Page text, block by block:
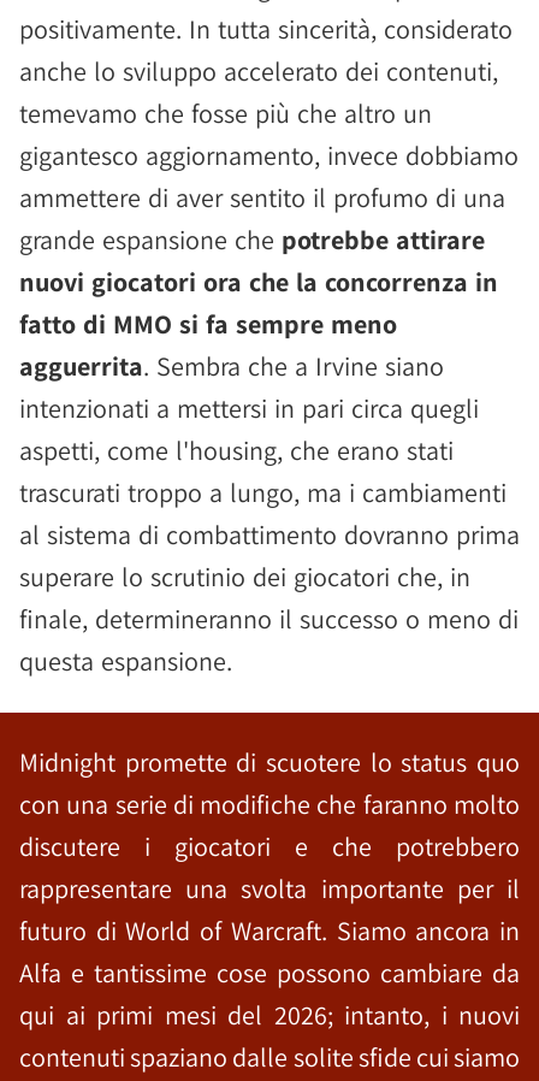
positivamente. In tutta sincerità, considerato
anche lo sviluppo accelerato dei contenuti,
temevamo che fosse più che altro un
gigantesco aggiornamento, invece dobbiamo
ammettere di aver sentito il profumo di una
grande espansione che potrebbe attirare
nuovi giocatori ora che la concorrenza in
fatto di MMO si fa sempre meno
agguerrita. Sembra che a Irvine siano
intenzionati a mettersi in pari circa quegli
aspetti, come l'housing, che erano stati
trascurati troppo a lungo, ma i cambiamenti
al sistema di combattimento dovranno prima
superare lo scrutinio dei giocatori che, in
finale, determineranno il successo o meno di
questa espansione.
Midnight promette di scuotere lo status quo
con una serie di modifiche che faranno molto
discutere i giocatori e che potrebbero
rappresentare una svolta importante per il
futuro di World of Warcraft. Siamo ancora in
Alfa e tantissime cose possono cambiare da
qui ai primi mesi del 2026; intanto, i nuovi
contenuti spaziano dalle solite sfide cui siamo